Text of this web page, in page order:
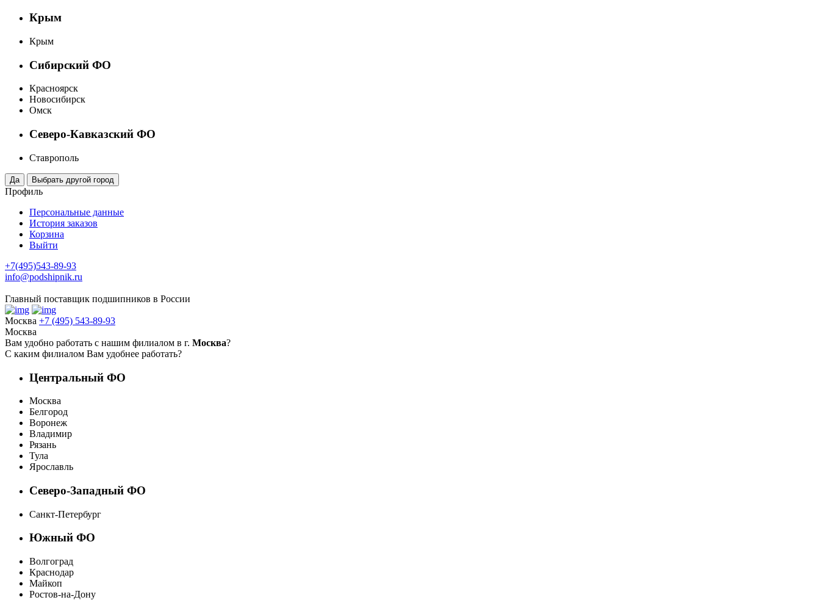
Крым
Крым
Сибирский ФО
Красноярск
Новосибирск
Омск
Северо-Кавказский ФО
Ставрополь
Профиль
Персональные данные
История заказов
Корзина
Выйти
+7(495)543-89-93
info@podshipnik.ru
Главный поставщик подшипников в России
Москва +7 (495) 543-89-93
Москва
Вам удобно работать с нашим филиалом в г. Москва?
С каким филиалом Вам удобнее работать?
Центральный ФО
Москва
Белгород
Воронеж
Владимир
Рязань
Тула
Ярославль
Северо-Западный ФО
Санкт-Петербург
Южный ФО
Волгоград
Краснодар
Майкоп
Ростов-на-Дону